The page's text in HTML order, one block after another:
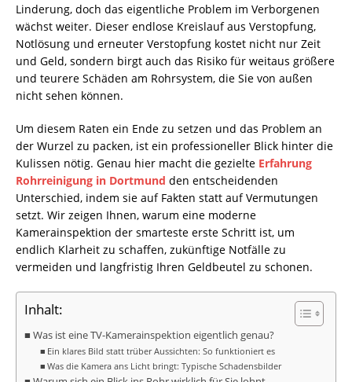
Linderung, doch das eigentliche Problem im Verborgenen
wächst weiter. Dieser endlose Kreislauf aus Verstopfung,
Notlösung und erneuter Verstopfung kostet nicht nur Zeit
und Geld, sondern birgt auch das Risiko für weitaus größere
und teurere Schäden am Rohrsystem, die Sie von außen
nicht sehen können.
Um diesem Raten ein Ende zu setzen und das Problem an
der Wurzel zu packen, ist ein professioneller Blick hinter die
Kulissen nötig. Genau hier macht die gezielte Erfahrung
Rohrreinigung in Dortmund den entscheidenden
Unterschied, indem sie auf Fakten statt auf Vermutungen
setzt. Wir zeigen Ihnen, warum eine moderne
Kamerainspektion der smarteste erste Schritt ist, um
endlich Klarheit zu schaffen, zukünftige Notfälle zu
vermeiden und langfristig Ihren Geldbeutel zu schonen.
Inhalt:
Was ist eine TV-Kamerainspektion eigentlich genau?
Ein klares Bild statt trüber Aussichten: So funktioniert es
Was die Kamera ans Licht bringt: Typische Schadensbilder